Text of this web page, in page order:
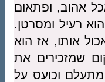
אהוב, ופתאום
רעיל ומסרטן.
אותו, אז הוא
שמזכירים את
וכועס על